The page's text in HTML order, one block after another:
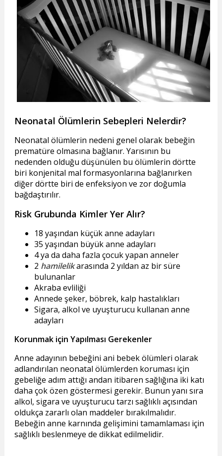
Neonatal Ölümlerin Sebepleri Nelerdir?
Neonatal ölümlerin nedeni genel olarak bebeğin
prematüre olmasına bağlanır. Yarısının bu
nedenden olduğu düşünülen bu ölümlerin dörtte
biri konjenital mal formasyonlarına bağlanırken
diğer dörtte biri de enfeksiyon ve zor doğumla
bağdaştırılır.
Risk Grubunda Kimler Yer Alır?
18 yaşından küçük anne adayları
35 yaşından büyük anne adayları
4 ya da daha fazla çocuk yapan anneler
2 hamilelikarasında 2 yıldan az bir süre
bulunanlar
Akraba evliliği
Annede şeker, böbrek, kalp hastalıkları
Sigara, alkol ve uyuşturucu kullanan anne
adayları
Korunmak için Yapılması Gerekenler
Anne adayının bebeğini ani bebek ölümleri olarak
adlandırılan neonatal ölümlerden koruması için
gebeliğe adım attığı andan itibaren sağlığına iki katı
daha çok özen göstermesi gerekir. Bunun yanı sıra
alkol, sigara ve uyuşturucu tarzı sağlıklı açısından
oldukça zararlı olan maddeler bırakılmalıdır.
Bebeğin anne karnında gelişimini tamamlaması için
sağlıklı beslenmeye de dikkat edilmelidir.